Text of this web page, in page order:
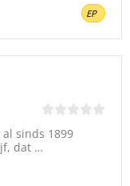
EP
sinds 1899
dat …